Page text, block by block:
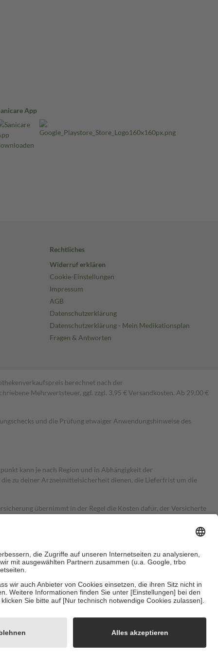
App
Rechtliches
Widerruf erklären
Cookie-Einstellungen
Impressum
AGB
Datenschutzerklärung
Datenschutzerklärung - Mein Medikationsplan
Fragen & Antworten
berechnet nach der
Mehrwertsteuer, ggf. zzgl. 3,95 € Versandkosten. Ab 29,00 €
und die Prüfung etwaiger Anwendungshinweise des
kann je nach Region und in Abhängigkeit der
zu deiner Arzneimittelsicherheit dienen, die Lieferfrist um die
übernimmt in der Regel die Kosten dafür, der Versicherte
Es sind jedoch nie mehr als die tatsächlichen Kosten der Leistung
Zuzahlungen
dass es sich um echte Bewertungen handelt. Mehr